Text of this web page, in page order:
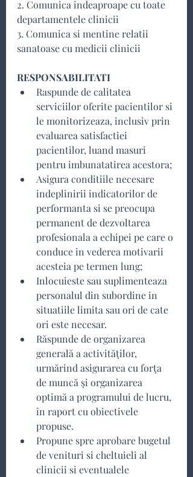
2. Comunica îndeaproape cu toate
departamentele clinicii
3. Comunica si mentine relatii
sanatoase cu medicii clinicii
RESPONSABILITATI
Raspunde de calitatea
serviciilor oferite pacientilor si
le monitorizeaza, inclusiv prin
evaluarea satisfactiei
pacientilor, luand masuri
pentru imbunatatirea acestora;
Asigura conditiile necesare
indeplinirii indicatorilor de
performanta si se preocupa
permanent de dezvoltarea
profesionala a echipei pe care o
conduce in vederea motivarii
acesteia pe termen lung;
Inlocuieste sau suplimenteaza
personalul din subordine in
situatiile limita sau ori de cate
ori este necesar.
Răspunde de organizarea
generală a activităţilor,
urmărind asigurarea cu forţa
de muncă şi organizarea
optimă a programului de lucru,
în raport cu obiectivele
propuse.
Propune spre aprobare bugetul
de venituri si cheltuieli al
clinicii si eventualele